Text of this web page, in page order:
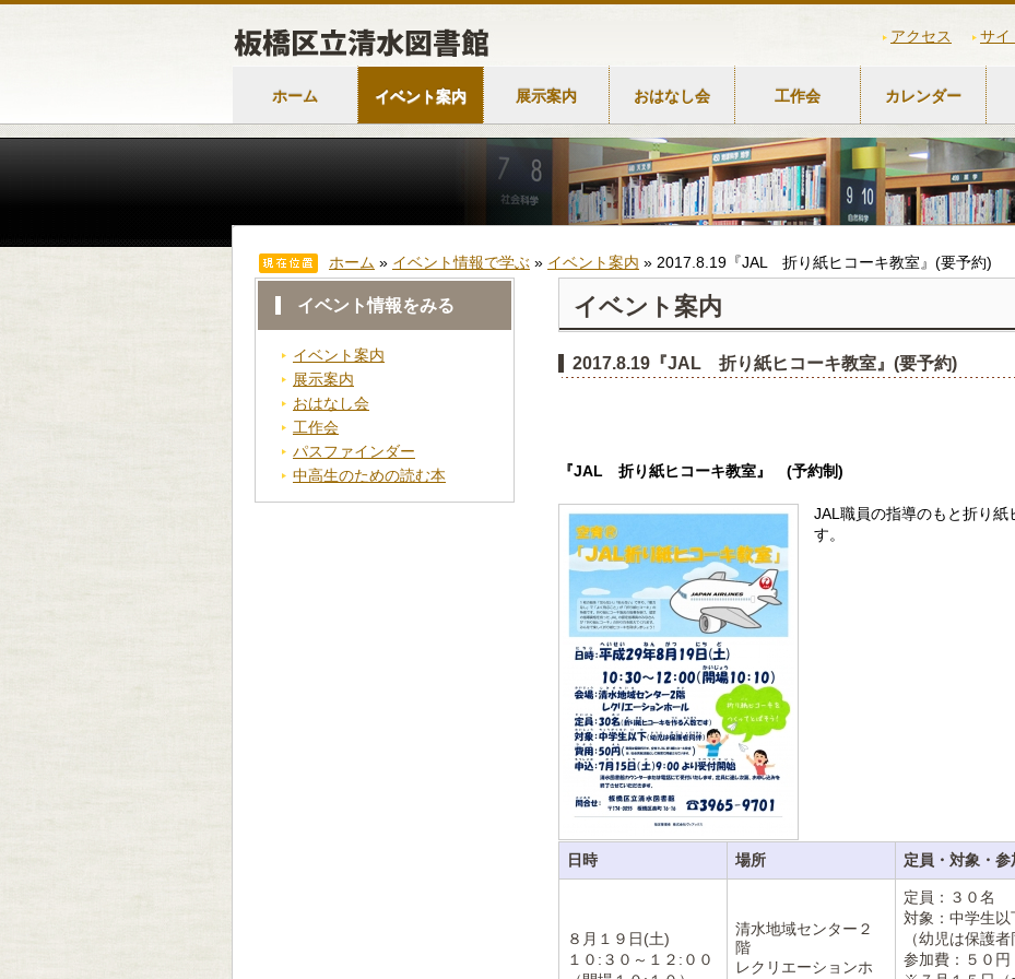
アクセス サイ
ホーム イベント案内 展示案内 おはなし会 工作会 カレンダー
ホーム » イベント情報で学ぶ » イベント案内 » 2017.8.19『JAL 折り紙ヒコーキ教室』(要予約)
イベント情報をみる
イベント案内
展示案内
おはなし会
工作会
パスファインダー
中高生のための読む本
イベント案内
2017.8.19『JAL 折り紙ヒコーキ教室』(要予約)
『JAL 折り紙ヒコーキ教室』 (予約制)
JAL職員の指導のもと折り紙
す。
日時 場所 定員・対象・参
８月１９日(土)
１０:３０～１２:００
清水地域センター２
階
レクリエーションホ
定員：３０名
対象：中学生以
（幼児は保護者
参加費：５０円